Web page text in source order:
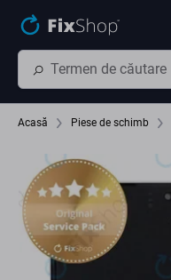
Acasă Piese de schimb